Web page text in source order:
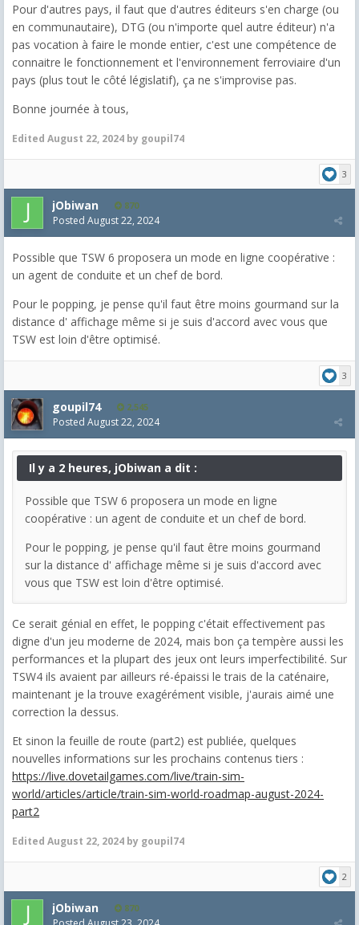
Pour d'autres pays, il faut que d'autres éditeurs s'en charge (ou
en communautaire), DTG (ou n'importe quel autre éditeur) n'a
pas vocation à faire le monde entier, c'est une compétence de
connaitre le fonctionnement et l'environnement ferroviaire d'un
pays (plus tout le côté législatif), ça ne s'improvise pas.
Bonne journée à tous,
Edited August 22, 2024 by goupil74
3
jObiwan 870
Posted August 22, 2024
Possible que TSW 6 proposera un mode en ligne coopérative :
un agent de conduite et un chef de bord.
Pour le popping, je pense qu'il faut être moins gourmand sur la
distance d' affichage même si je suis d'accord avec vous que
TSW est loin d'être optimisé.
3
goupil74 2,545
Posted August 22, 2024
Il y a 2 heures, jObiwan a dit :
Possible que TSW 6 proposera un mode en ligne
coopérative : un agent de conduite et un chef de bord.
Pour le popping, je pense qu'il faut être moins gourmand
sur la distance d' affichage même si je suis d'accord avec
vous que TSW est loin d'être optimisé.
Ce serait génial en effet, le popping c'était effectivement pas
digne d'un jeu moderne de 2024, mais bon ça tempère aussi les
performances et la plupart des jeux ont leurs imperfectibilité. Sur
TSW4 ils avaient par ailleurs ré-épaissi le trais de la caténaire,
maintenant je la trouve exagérément visible, j'aurais aimé une
correction la dessus.
Et sinon la feuille de route (part2) est publiée, quelques
nouvelles informations sur les prochains contenus tiers :
https://live.dovetailgames.com/live/train-sim-
world/articles/article/train-sim-world-roadmap-august-2024-
part2
Edited August 22, 2024 by goupil74
2
jObiwan 870